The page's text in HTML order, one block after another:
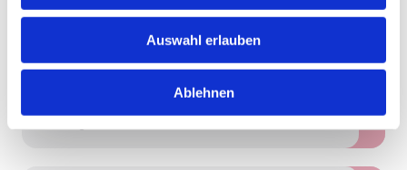
Auswahl erlauben
Ablehnen
Schnelle Bewerbung Neu! Hamburg
Facharzt Nuklearmedizin &
Radiologie (m/w/d) in Hamburg
akut Medizinische Personallogistik GmbH
Neu!